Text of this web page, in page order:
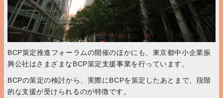
BCP策定推進フォーラムの開催のほかにも、東京都中小企業振
興公社はさまざまなBCP策定支援事業を行っています。
BCPの策定の検討から、実際にBCPを策定したあとまで、段階
的な支援が受けられるのが特徴です。